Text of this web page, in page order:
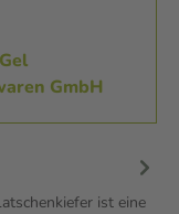
GmbH
ist eine